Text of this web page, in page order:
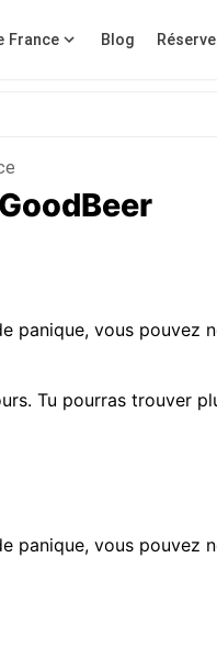
France Blog
panique, vous pouvez
Tu pourras trouver
panique, vous pouvez